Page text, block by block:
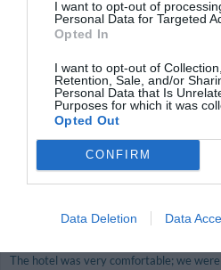
I want to opt-out of
Personal Data for Targeted
Opted In
I want to opt-out of
Retention, Sale, and/or
Personal Data that Is
Purposes for which it was
Opted Out
CONFIRM
Data Deletion Data
Argentina
Maggio 2012
Hotel cómodo sólo para quien llega a
siguiente.
Ritornerebbe in
Mr & Mrs David
Maggio 2012
The hotel was very comfortable; we